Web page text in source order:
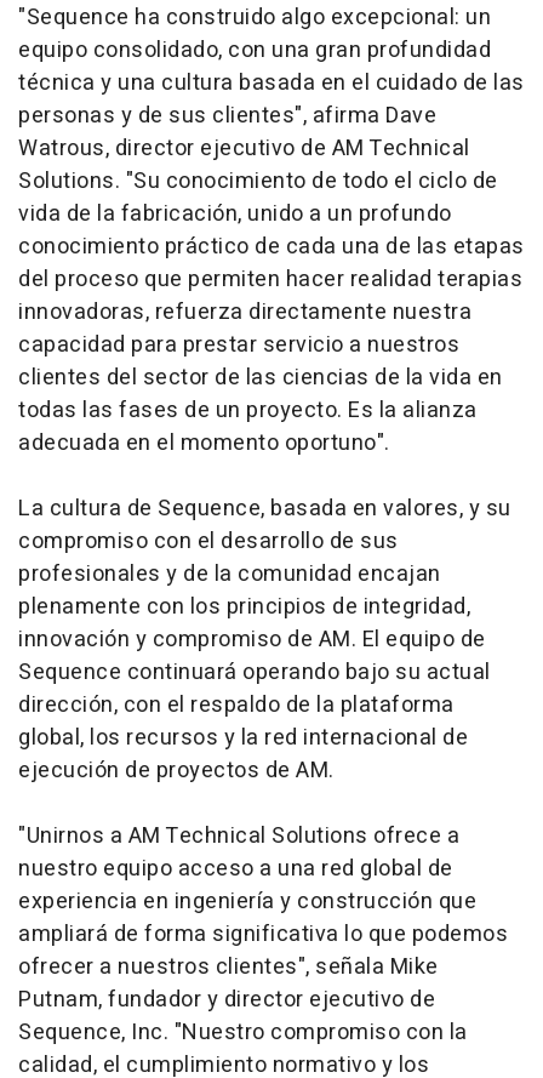
"Sequence ha construido algo excepcional: un
equipo consolidado, con una gran profundidad
técnica y una cultura basada en el cuidado de las
personas y de sus clientes", afirma Dave
Watrous, director ejecutivo de AM Technical
Solutions. "Su conocimiento de todo el ciclo de
vida de la fabricación, unido a un profundo
conocimiento práctico de cada una de las etapas
del proceso que permiten hacer realidad terapias
innovadoras, refuerza directamente nuestra
capacidad para prestar servicio a nuestros
clientes del sector de las ciencias de la vida en
todas las fases de un proyecto. Es la alianza
adecuada en el momento oportuno".
La cultura de Sequence, basada en valores, y su
compromiso con el desarrollo de sus
profesionales y de la comunidad encajan
plenamente con los principios de integridad,
innovación y compromiso de AM. El equipo de
Sequence continuará operando bajo su actual
dirección, con el respaldo de la plataforma
global, los recursos y la red internacional de
ejecución de proyectos de AM.
"Unirnos a AM Technical Solutions ofrece a
nuestro equipo acceso a una red global de
experiencia en ingeniería y construcción que
ampliará de forma significativa lo que podemos
ofrecer a nuestros clientes", señala Mike
Putnam, fundador y director ejecutivo de
Sequence, Inc. "Nuestro compromiso con la
calidad, el cumplimiento normativo y los